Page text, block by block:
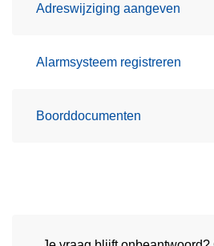
Adreswijziging aangeven
Alarmsysteem registreren
Boorddocumenten